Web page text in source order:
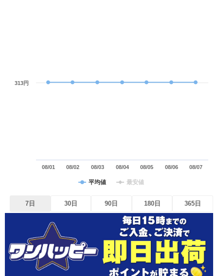
平均値 最安値
08/01 08/02 08/03 08/04 08/05 08/06 08/07
313円
7日 30日 90日 180日 365日